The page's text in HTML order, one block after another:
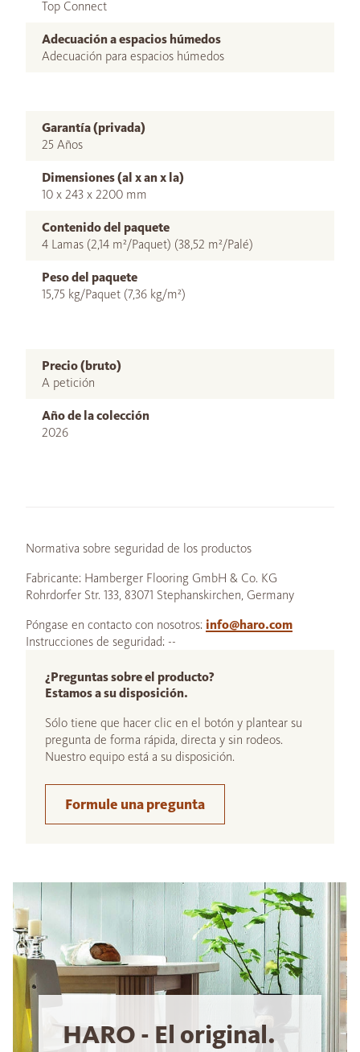
Top Connect
Adecuación a espacios húmedos
Adecuación para espacios húmedos
Garantía (privada)
25 Años
Dimensiones (al x an x la)
10 x 243 x 2200 mm
Contenido del paquete
4 Lamas (2,14 m²/Paquet) (38,52 m²/Palé)
Peso del paquete
15,75 kg/Paquet (7,36 kg/m²)
Precio (bruto)
A petición
Año de la colección
2026
Normativa sobre seguridad de los productos
Fabricante: Hamberger Flooring GmbH & Co. KG
Rohrdorfer Str. 133, 83071 Stephanskirchen, Germany
Póngase en contacto con nosotros: info@haro.com
Instrucciones de seguridad: --
¿Preguntas sobre el producto?
Estamos a su disposición.
Sólo tiene que hacer clic en el botón y plantear su
pregunta de forma rápida, directa y sin rodeos.
Nuestro equipo está a su disposición.
Formule una pregunta
HARO - El original.